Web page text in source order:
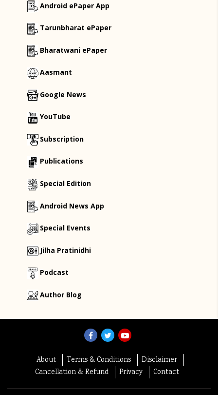
Android ePaper App
Tarunbharat ePaper
Bharatwani ePaper
Aasmant
Google News
YouTube
Subscription
Publications
Special Edition
Android News App
Special Events
Jilha Pratinidhi
Podcast
Author Blog
About Terms & Conditions
Disclaimer
Cancellation & Refund
Privacy Contact